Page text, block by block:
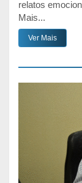
relatos
Mais...
Ver Mais